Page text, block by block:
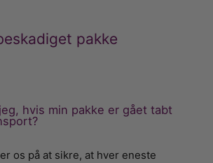
pakke
hvis min pakke er gået tabt
os på at sikre, at hver eneste